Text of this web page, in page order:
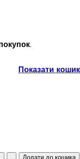
Показати кошик